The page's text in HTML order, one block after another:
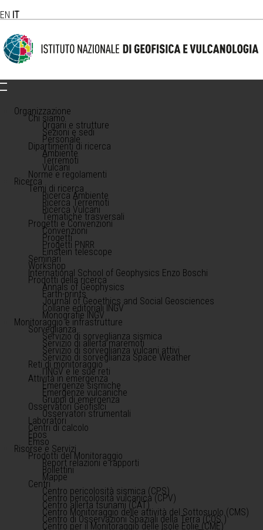
EN IT
Organizzazione
Chi siamo
Organi e strutture
Sezioni e sedi
Personale
Dipartimenti di ricerca
Ambiente
Terremoti
Vulcani
Norme e regolamenti
Ricerca
Temi di ricerca
Ricerca Ambiente
Ricerca Terremoti
Ricerca Vulcani
Tematiche trasversali
Progetti e Convenzioni
Convenzioni
Progetti
Progetti PNRR
Einstein telescope
Seminari
Workshop
International School of Geophysics Enzo Boschi
Prodotti della ricerca
Annals of Geophysics
Earth-prints
Journal of Geoethics and Social Geosciences
Collane editoriali INGV
Monografie INGV
Monitoraggio e infrastrutture
Sorveglianza
Servizio di sorveglianza sismica
Servizio di allerta maremoti
Servizio di sorveglianza vulcani attivi
Servizio di sorveglianza Space Weather
Reti di monitoraggio
l'INGV e le sue reti
Attività in emergenza
Emergenze sismiche
Emergenze vulcaniche
Gruppi di emergenza
Osservatori Geofisici
Osservatori strumentali
Laboratori
Centri di calcolo
Epos
Emso
Risorse e Servizi
Prodotti del Monitoraggio
Report relazioni e rapporti
Bollettini
Mappe
Centri
Centro pericolosità sismica (CPS)
Centro pericolosità vulcanica (CPV)
Centro allerta tsunami (CAT)
Centro Monitoraggio delle attività del Sottosuolo (CMS)
Centro di Osservazioni Spaziali della Terra (COS )
Centro per il Monitoraggio delle Isole Eolie (CME)